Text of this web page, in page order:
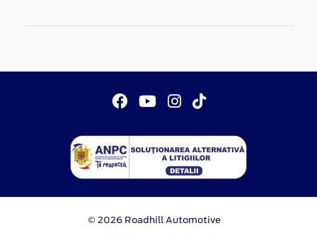
© 2026 Roadhill Automotive